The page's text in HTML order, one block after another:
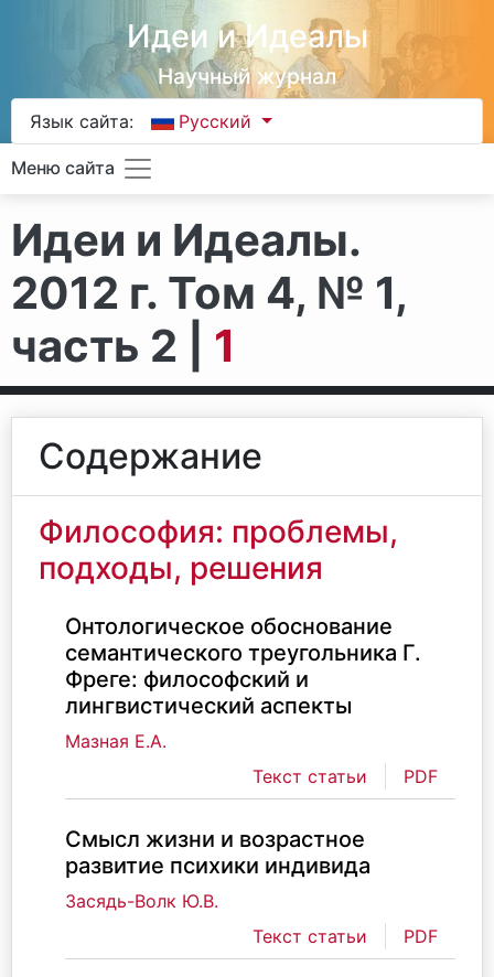
Идеи и Идеалы
Научный журнал
Язык сайта: Русский
Меню сайта
Идеи и Идеалы.
2012 г. Том 4, № 1,
часть 2 | 1
Содержание
Философия: проблемы,
подходы, решения
Онтологическое обоснование
семантического треугольника Г.
Фреге: философский и
лингвистический аспекты
Мазная Е.А.
Текст статьи
PDF
Смысл жизни и возрастное
развитие психики индивида
Засядь-Волк Ю.В.
Текст статьи
PDF